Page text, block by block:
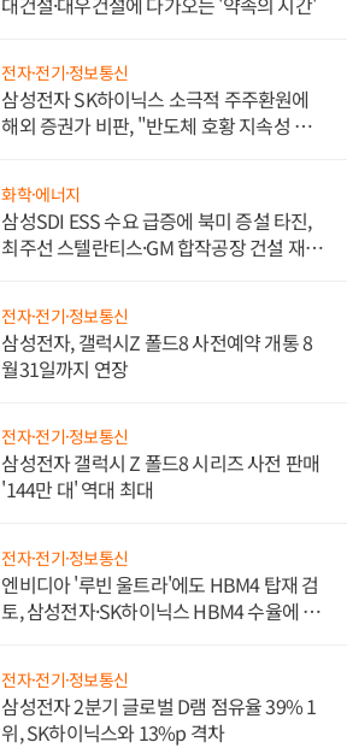
전자·전기·정보통신
삼성전자 SK하이닉스 소극적 주주환원에
해외 증권가 비판, "반도체 호황 지속성 의
화학·에너지
삼성SDI ESS 수요 급증에 북미 증설 타진,
최주선 스텔란티스·GM 합작공장 건설 재추
전자·전기·정보통신
삼성전자, 갤럭시Z 폴드8 사전예약 개통 8
월31일까지 연장
전자·전기·정보통신
삼성전자 갤럭시 Z 폴드8 시리즈 사전 판매
'144만 대' 역대 최대
전자·전기·정보통신
엔비디아 '루빈 울트라'에도 HBM4 탑재 검
토, 삼성전자·SK하이닉스 HBM4 수율에 주
전자·전기·정보통신
삼성전자 2분기 글로벌 D램 점유율 39% 1
위, SK하이닉스와 13%p 격차